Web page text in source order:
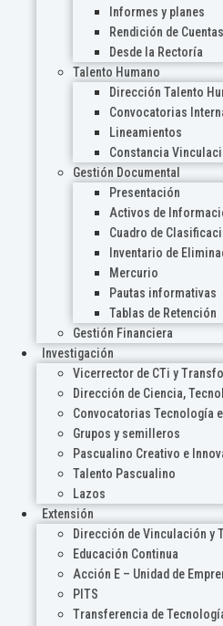
Informes y planes
Rendición de Cuentas
Desde la Rectoría
Talento Humano
Dirección Talento
Convocatorias
Lineamientos
Constancia
Gestión Documental
Presentación
Activos de
Cuadro de
Inventario de
Mercurio
Pautas informativas
Tablas de Retención
Gestión Financiera
Investigación
Vicerrector de CTi y
Dirección de Ciencia,
Convocatorias Tecnología
Grupos y semilleros
Pascualino Creativo e
Talento Pascualino
Lazos
Extensión
Dirección de Vinculación y
Educación Continua
Acción E – Unidad de
PITS
Transferencia de